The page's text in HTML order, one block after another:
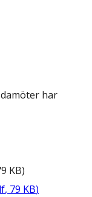
har
KB)
, 79 KB)